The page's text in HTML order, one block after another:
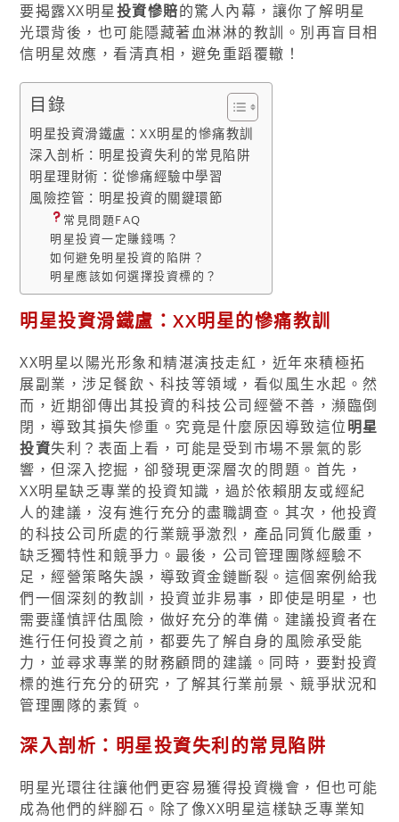
要揭露XX明星投資慘賠的驚人內幕，讓你了解明星
光環背後，也可能隱藏著血淋淋的教訓。別再盲目相
信明星效應，看清真相，避免重蹈覆轍！
目錄
明星投資滑鐵盧：XX明星的慘痛教訓
深入剖析：明星投資失利的常見陷阱
明星理財術：從慘痛經驗中學習
風險控管：明星投資的關鍵環節
常見問題FAQ
明星投資一定賺錢嗎？
如何避免明星投資的陷阱？
明星應該如何選擇投資標的？
明星投資滑鐵盧：XX明星的慘痛教訓
XX明星以陽光形象和精湛演技走紅，近年來積極拓
展副業，涉足餐飲、科技等領域，看似風生水起。然
而，近期卻傳出其投資的科技公司經營不善，瀕臨倒
閉，導致其損失慘重。究竟是什麼原因導致這位明星
投資失利？表面上看，可能是受到市場不景氣的影
響，但深入挖掘，卻發現更深層次的問題。首先，
XX明星缺乏專業的投資知識，過於依賴朋友或經紀
人的建議，沒有進行充分的盡職調查。其次，他投資
的科技公司所處的行業競爭激烈，產品同質化嚴重，
缺乏獨特性和競爭力。最後，公司管理團隊經驗不
足，經營策略失誤，導致資金鏈斷裂。這個案例給我
們一個深刻的教訓，投資並非易事，即使是明星，也
需要謹慎評估風險，做好充分的準備。建議投資者在
進行任何投資之前，都要先了解自身的風險承受能
力，並尋求專業的財務顧問的建議。同時，要對投資
標的進行充分的研究，了解其行業前景、競爭狀況和
管理團隊的素質。
深入剖析：明星投資失利的常見陷阱
明星光環往往讓他們更容易獲得投資機會，但也可能
成為他們的絆腳石。除了像XX明星這樣缺乏專業知